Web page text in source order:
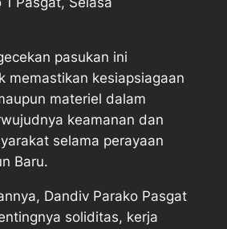
pasukan ini
memastikan kesiapsiagaan
materiel dalam
keamanan dan
selama perayaan
Baru.
Dandiv Parako Pasgat
soliditas, kerja